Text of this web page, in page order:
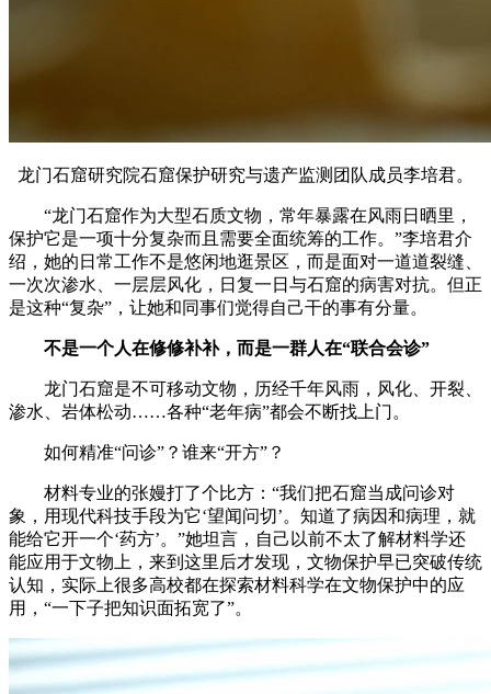
龙门石窟研究院石窟保护研究与遗产监测团队成员李培君。
“龙门石窟作为大型石质文物，常年暴露在风雨日晒里，
保护它是一项十分复杂而且需要全面统筹的工作。”李培君介
绍，她的日常工作不是悠闲地逛景区，而是面对一道道裂缝、
一次次渗水、一层层风化，日复一日与石窟的病害对抗。但正
是这种“复杂”，让她和同事们觉得自己干的事有分量。
不是一个人在修修补补，而是一群人在“联合会诊”
龙门石窟是不可移动文物，历经千年风雨，风化、开裂、
渗水、岩体松动……各种“老年病”都会不断找上门。
如何精准“问诊”？谁来“开方”？
材料专业的张嫚打了个比方：“我们把石窟当成问诊对
象，用现代科技手段为它‘望闻问切’。知道了病因和病理，就
能给它开一个‘药方’。”她坦言，自己以前不太了解材料学还
能应用于文物上，来到这里后才发现，文物保护早已突破传统
认知，实际上很多高校都在探索材料科学在文物保护中的应
用，“一下子把知识面拓宽了”。